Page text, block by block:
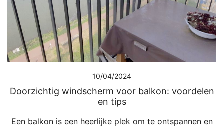
10/04/2024
Doorzichtig windscherm voor balkon: voordelen
en tips
Een balkon is een heerlijke plek om te ontspannen en